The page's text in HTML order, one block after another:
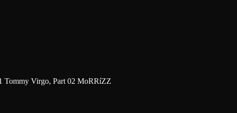
Tommy Virgo, Part 02 MoRRíZZ